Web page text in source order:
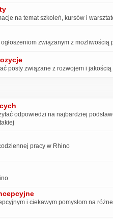
na temat szkoleń, kursów i
związanym z
posty związane z rozwojem i jakością
odpowiedzi na najbardziej
pracy w Rhino
i ciekawym pomysłom na